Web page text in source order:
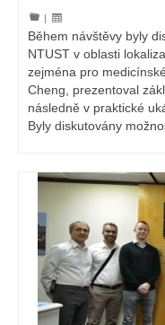
|
Během návštěvy byly
NTUST v oblasti
zejména pro
Cheng, prezentoval
následně v praktické
Byly diskutovány